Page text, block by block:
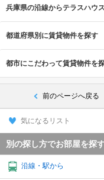
兵庫県の沿線からテラスハウ
都道府県別に賃貸物件を探す
都市にこだわって賃貸物件を
前のページへ戻る
気になるリスト
別の探し方でお部屋を探
沿線・駅から